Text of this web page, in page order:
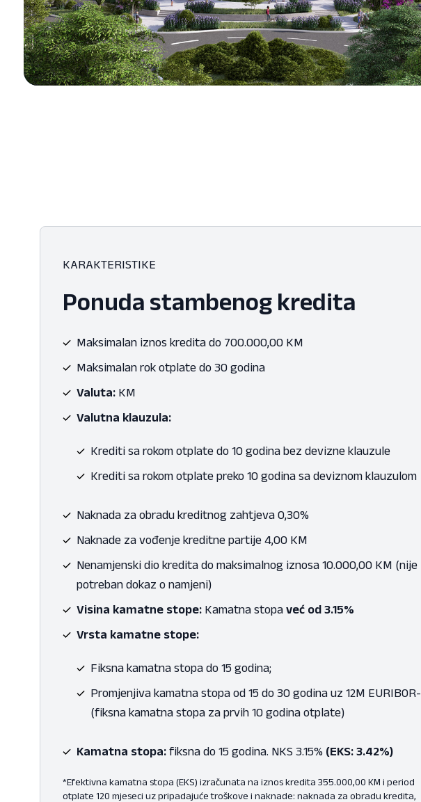
KARAKTERISTIKE
Ponuda stambenog kredita
Maksimalan iznos kredita do 700.000,00 KM
Maksimalan rok otplate do 30 godina
Valuta: KM
Valutna klauzula:
Krediti sa rokom otplate do 10 godina bez devizne klauzule
Krediti sa rokom otplate preko 10 godina sa deviznom klauzulom
Naknada za obradu kreditnog zahtjeva 0,30%
Naknade za vođenje kreditne partije 4,00 KM
Nenamjenski dio kredita do maksimalnog iznosa 10.000,00 KM (nije
potreban dokaz o namjeni)
Visina kamatne stope: Kamatna stopa već od 3.15%
Vrsta kamatne stope:
Fiksna kamatna stopa do 15 godina;
Promjenjiva kamatna stopa od 15 do 30 godina uz 12M EURIBOR-
(fiksna kamatna stopa za prvih 10 godina otplate)
Kamatna stopa: fiksna do 15 godina. NKS 3.15% (EKS: 3.42%)
*Efektivna kamatna stopa (EKS) izračunata na iznos kredita 355.000,00 KM i period
otplate 120 mjeseci uz pripadajuće troškove i naknade: naknada za obradu kredita,